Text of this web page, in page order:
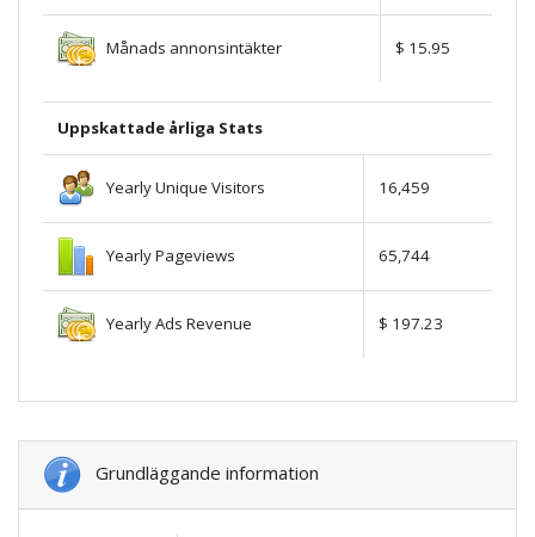
Månads annonsintäkter $ 15.95
Uppskattade årliga Stats
Yearly Unique Visitors 16,459
Yearly Pageviews 65,744
Yearly Ads Revenue $ 197.23
Grundläggande information